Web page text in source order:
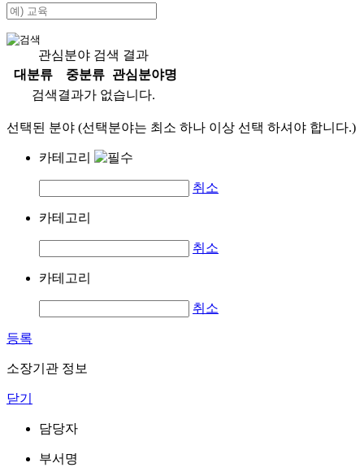
관심분야 검색 결과
대분류
중분류
관심분야명
검색결과가 없습니다.
선택된 분야 (선택분야는 최소 하나 이상 선택 하셔야 합니다.)
카테고리
취소
카테고리
취소
카테고리
취소
등록
소장기관 정보
닫기
담당자
부서명